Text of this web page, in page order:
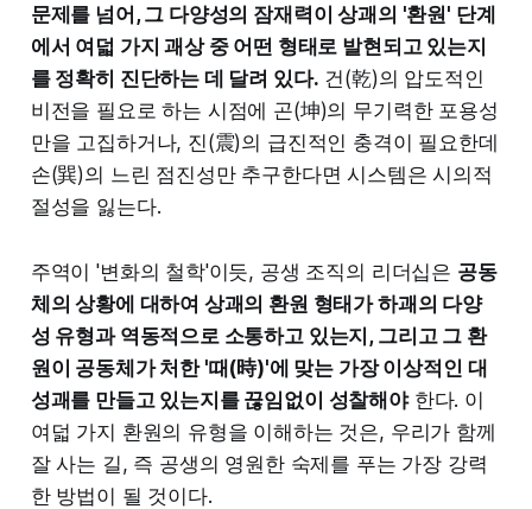
문제를 넘어, 그 다양성의 잠재력이 상괘의 '환원' 단계
에서 여덟 가지 괘상 중 어떤 형태로 발현되고 있는지
를 정확히 진단하는 데 달려 있다. 건(乾)의 압도적인
비전을 필요로 하는 시점에 곤(坤)의 무기력한 포용성
만을 고집하거나, 진(震)의 급진적인 충격이 필요한데
손(巽)의 느린 점진성만 추구한다면 시스템은 시의적
절성을 잃는다.
주역이 '변화의 철학'이듯, 공생 조직의 리더십은 공동
체의 상황에 대하여 상괘의 환원 형태가 하괘의 다양
성 유형과 역동적으로 소통하고 있는지, 그리고 그 환
원이 공동체가 처한 '때(時)'에 맞는 가장 이상적인 대
성괘를 만들고 있는지를 끊임없이 성찰해야한다. 이
여덟 가지 환원의 유형을 이해하는 것은, 우리가 함께
잘 사는 길, 즉 공생의 영원한 숙제를 푸는 가장 강력
한 방법이 될 것이다.